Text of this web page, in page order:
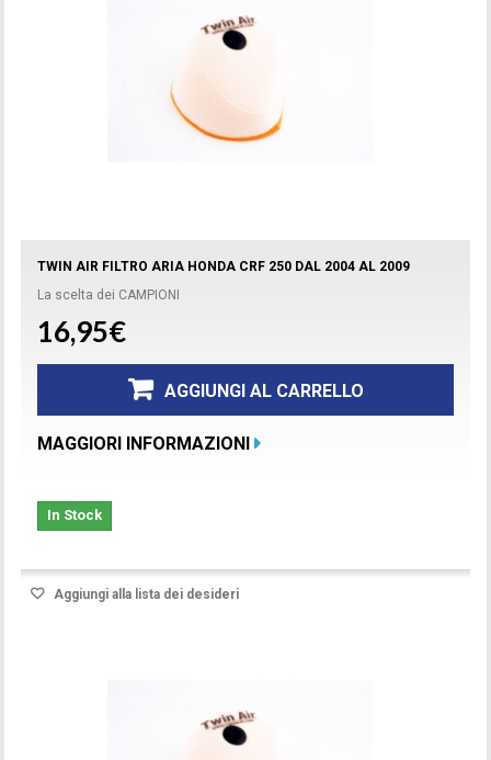
TWIN AIR FILTRO ARIA HONDA CRF 250 DAL 2004 AL 2009
La scelta dei CAMPIONI
16,95€
AGGIUNGI AL CARRELLO
MAGGIORI INFORMAZIONI
In Stock
Aggiungi alla lista dei desideri